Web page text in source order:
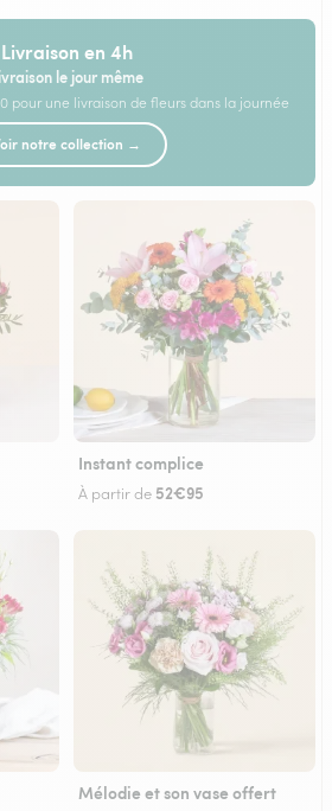
Livraison en 4h
le jour même
pour une livraison de fleurs dans la journée
notre collection →
Instant complice
À partir de 52€95
Mélodie et son vase offert